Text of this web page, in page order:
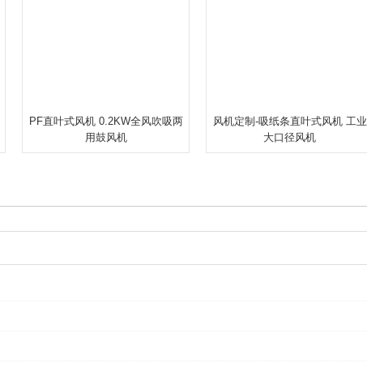
PF直叶式风机 0.2KW全风吹吸两
用鼓风机
风机定制-吸纸条直叶式风机 工业
大口径风机